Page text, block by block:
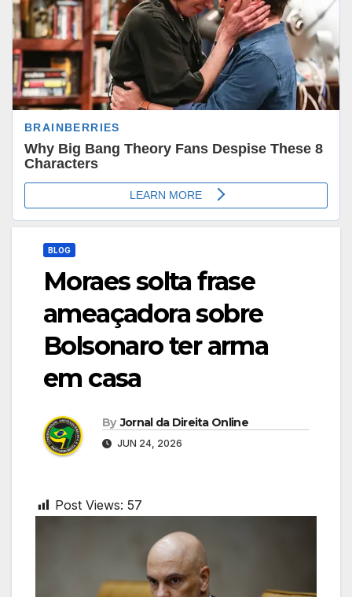
BLOG
Moraes solta frase
ameaçadora sobre
Bolsonaro ter arma
em casa
By Jornal da Direita Online
JUN 24, 2026
Post Views: 57